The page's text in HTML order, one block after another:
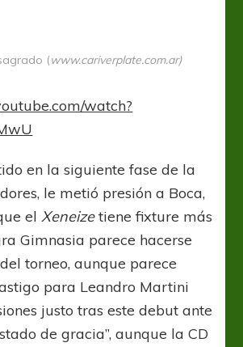
(www.cariverplate.com.ar)
watch?
en la siguiente fase de la
le metió presión a Boca,
elXeneizetiene fixture más
Gimnasia parece hacerse
torneo, aunque parece
para Leandro Martini
justo tras este debut ante
de gracia”, aunque la CD